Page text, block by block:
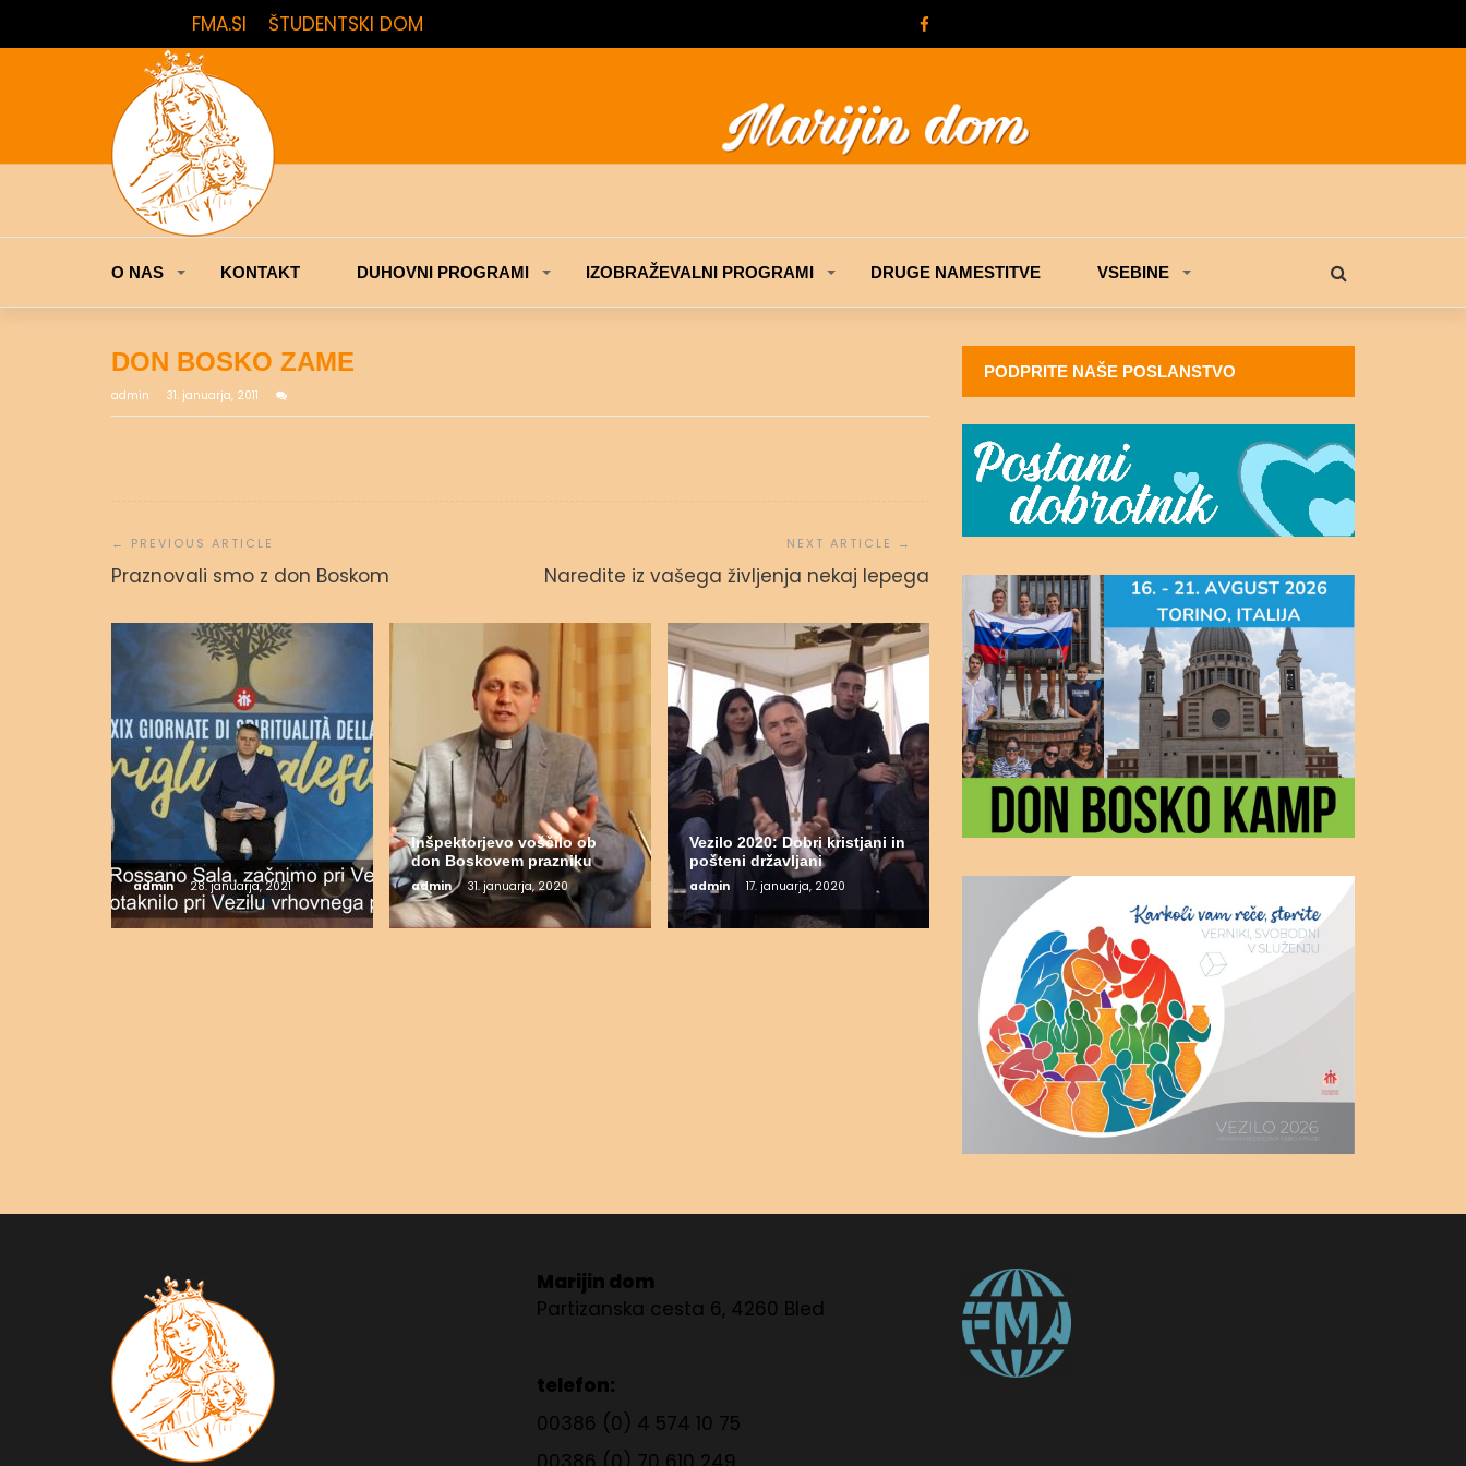
FMA.SI ŠTUDENTSKI DOM
O NAS KONTAKT DUHOVNI PROGRAMI IZOBRAŽEVALNI PROGRAMI DRUGE NAMESTITVE VSEBINE
DON BOSKO ZAME
admin 31. januarja, 2011
prispevka
Praznovali smo z don Boskom Naredite iz vašega življenja nekaj lepega
admin 28. januarja, 2021
Inšpektorjevo voščilo ob
don Boskovem prazniku
admin 31. januarja, 2020
Vezilo 2020: Dobri kristjani in
pošteni državljani
admin 17. januarja, 2020
PODPRITE NAŠE POSLANSTVO
Marijin dom
Partizanska cesta 6, 4260 Bled
telefon:
00386 (0) 4 574 10 75